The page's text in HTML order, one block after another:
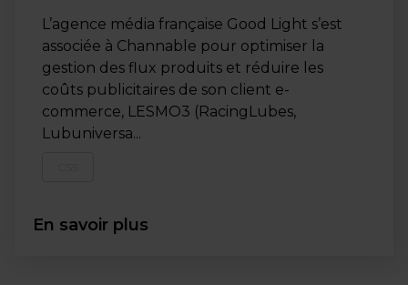
L’agence média française Good Light s’est
associée à Channable pour optimiser la
gestion des flux produits et réduire les
coûts publicitaires de son client e-
commerce, LESMO3 (RacingLubes,
Lubuniversa...
En savoir plus